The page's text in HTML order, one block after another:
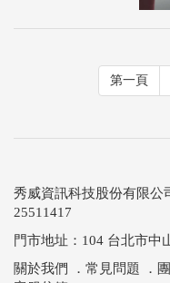
第一頁
秀威資訊科技股份有限
25511417
門市地址：104 台北市中
關於我們
． 常見問題 ．